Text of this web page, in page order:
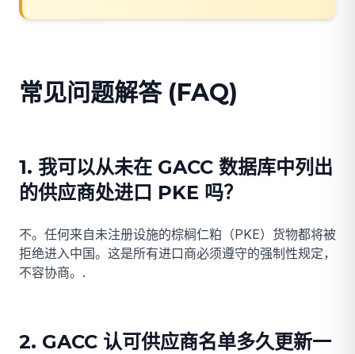
常见问题解答 (FAQ)
1. 我可以从未在 GACC 数据库中列出
的供应商处进口 PKE 吗？
不。任何来自未注册设施的棕榈仁粕（PKE）货物都将被
拒绝进入中国。这是所有进口商必须遵守的强制性规定，
不容协商。.
2. GACC 认可供应商名单多久更新一